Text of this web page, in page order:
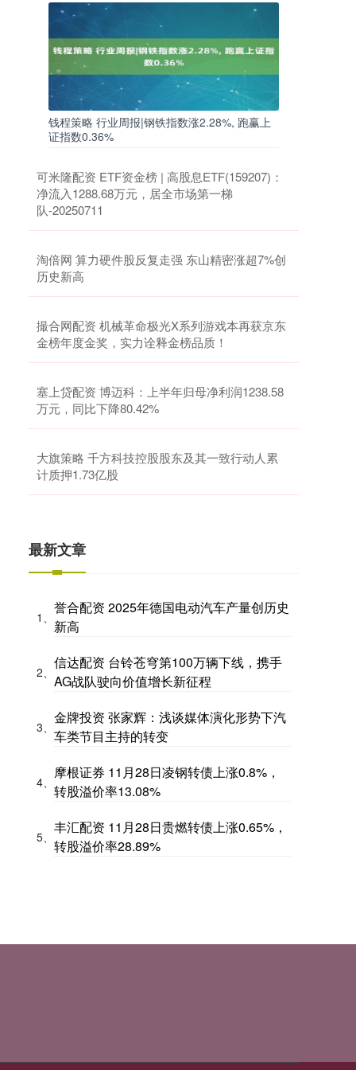
钱程策略 行业周报|钢铁指数涨2.28%, 跑赢上
证指数0.36%
可米隆配资 ETF资金榜 | 高股息ETF(159207)：
净流入1288.68万元，居全市场第一梯
队-20250711
淘倍网 算力硬件股反复走强 东山精密涨超7%创
历史新高
撮合网配资 机械革命极光X系列游戏本再获京东
金榜年度金奖，实力诠释金榜品质！
塞上贷配资 博迈科：上半年归母净利润1238.58
万元，同比下降80.42%
大旗策略 千方科技控股股东及其一致行动人累
计质押1.73亿股
最新文章
1、
誉合配资 2025年德国电动汽车产量创历史
新高
2、
信达配资 台铃苍穹第100万辆下线，携手
AG战队驶向价值增长新征程
3、
金牌投资 张家辉：浅谈媒体演化形势下汽
车类节目主持的转变
4、
摩根证券 11月28日凌钢转债上涨0.8%，
转股溢价率13.08%
5、
丰汇配资 11月28日贵燃转债上涨0.65%，
转股溢价率28.89%